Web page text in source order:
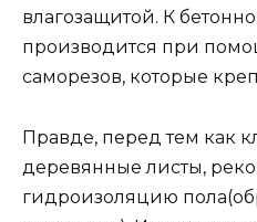
влагозащитой. К
производится при
саморезов, которые
Правде, перед тем как
деревянные листы,
гидроизоляцию